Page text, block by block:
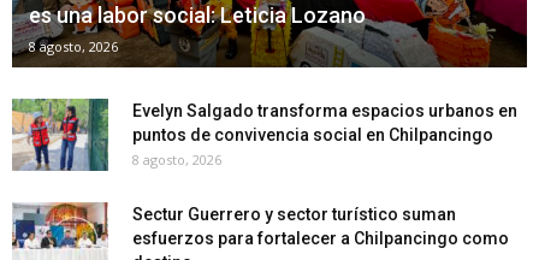
es una labor social: Leticia Lozano
8 agosto, 2026
Evelyn Salgado transforma espacios urbanos en
puntos de convivencia social en Chilpancingo
8 agosto, 2026
Sectur Guerrero y sector turístico suman
esfuerzos para fortalecer a Chilpancingo como